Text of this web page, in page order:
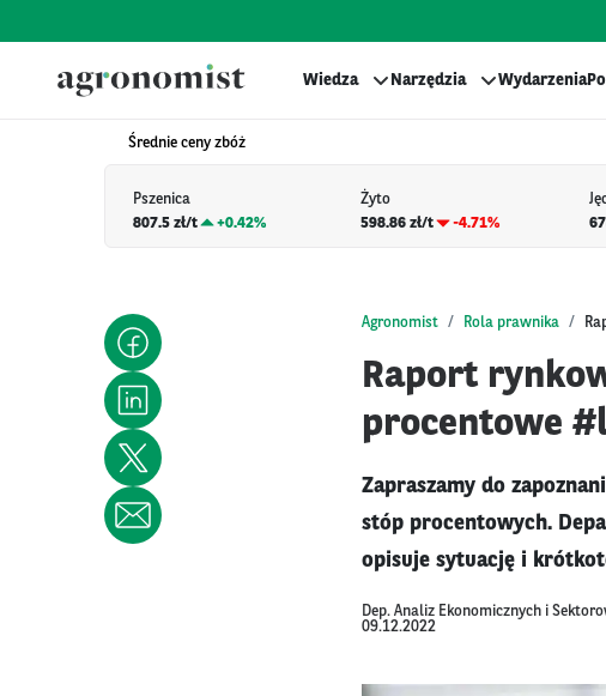
Wiedza Narzędzia Wydarzenia
Średnie ceny zbóż
Pszenica
807.5 zł/t
+0.42%
Żyto
598.86 zł/t
-4.71%
Agronomist Rola prawnika
Raport
procentowe
Zapraszamy do
stóp procentowych.
opisuje sytuację i
Dep. Analiz Ekonomicznych i
09.12.2022